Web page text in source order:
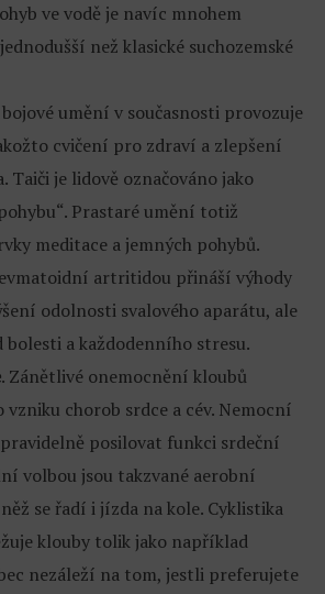
ve vodě je navíc mnohem
než klasické suchozemské
bojové umění v současnosti provozuje
cvičení pro zdraví a zlepšení
Taiči je lidově označováno jako
Prastaré umění totiž
meditace a jemných pohybů.
artritidou přináší výhody
odolnosti svalového aparátu, ale
bolesti a každodenního stresu.
. Zánětlivé onemocnění kloubů
vzniku chorob srdce a cév. Nemocní
posilovat funkci srdeční
volbou jsou takzvané aerobní
se řadí i jízda na kole. Cyklistika
klouby tolik jako například
nezáleží na tom, jestli preferujete